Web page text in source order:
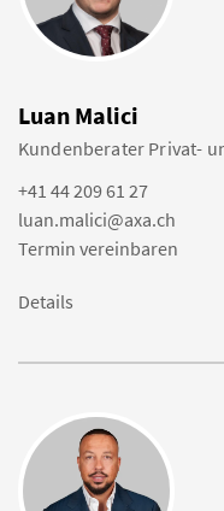
Luan Malici
Kundenberater Privat-
+41 44 209 61 27
luan.malici@axa.ch
Termin vereinbaren
Details